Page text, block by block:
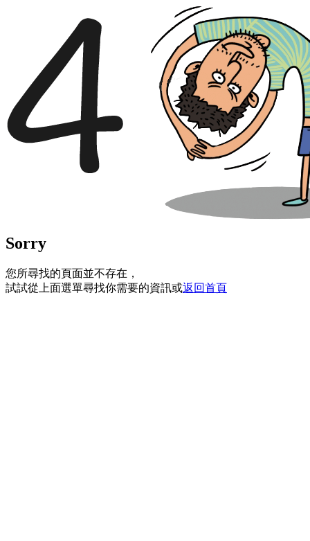
Sorry
您所尋找的頁面並不存在，
試試從上面選單尋找你需要的資訊或返回首頁